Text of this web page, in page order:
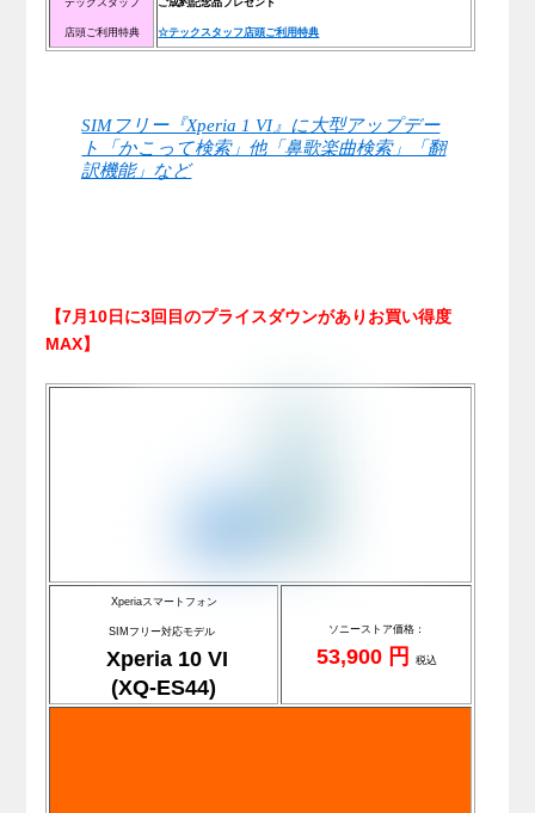
店頭ご利用特典 ☆テックスタッフ店頭ご利用特典
SIMフリー『Xperia 1 VI』に大型アップデー
ト「かこって検索」他「鼻歌楽曲検索」「翻
訳機能」など
【7月10日に3回目のプライスダウンがありお買い得度
MAX】
Xperiaスマートフォン
SIMフリー対応モデル
Xperia 10 VI
(XQ-ES44)
ソニーストア価格：
53,900 円 税込